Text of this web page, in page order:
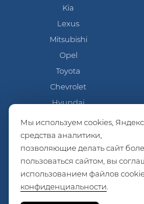
Мы используем cookies,
средства аналитики,
позволяющие делать сайт
пользоваться сайтом, вы
использованием файлов
конфиденциальности
Kia
Lexus
Mitsubishi
Opel
Toyota
Chevrolet
Hyundai
Nissan
Skoda
Volkswagen